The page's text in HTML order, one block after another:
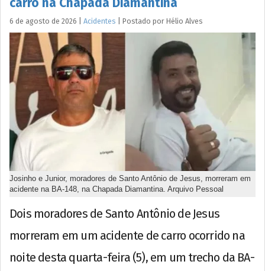
6 de agosto de 2026 Acidentes Postado por Hélio Alves
Josinho e Junior, moradores de Santo Antônio de Jesus, morreram em
acidente na BA-148, na Chapada Diamantina. Arquivo Pessoal
Dois moradores de Santo Antônio de Jesus
morreram em um acidente de carro ocorrido na
noite desta quarta-feira (5), em um trecho da BA-